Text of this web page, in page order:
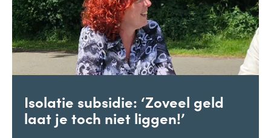
Isolatie subsidie: ‘Zoveel geld
laat je toch niet liggen!’